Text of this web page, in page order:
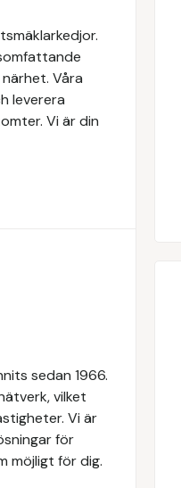
Våra
leverera
Vi är din
sedan 1966.
vilket
Vi är
för
möjligt för dig.